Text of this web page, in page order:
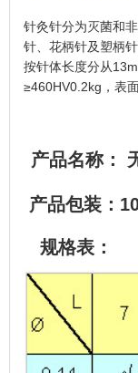
针灸针分为灭菌和
针、花柄针及塑柄
按针体长度分从
≥460HV0.2kg，表
产品名称：
产品包装：
规格表：